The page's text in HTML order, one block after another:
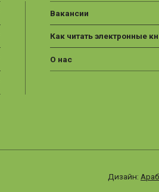
Вакансии
Как читать электронные
О нас
Дизайн: